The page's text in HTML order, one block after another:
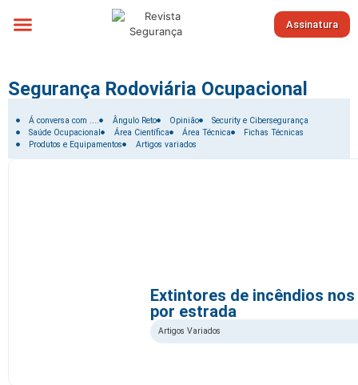
Assinatura
Segurança Rodoviária Ocupacional
Filtrar por:
Á conversa com .... Ângulo Reto Opinião
Security e Cibersegurança
Saúde Ocupacional
Área Científica Área Técnica
Fichas Técnicas
Produtos e Equipamentos
Artigos variados
Extintores de incêndios
por estrada
Artigos Variados